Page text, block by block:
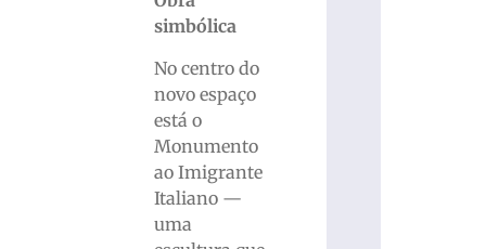
simbólica
No centro do
novo espaço
está o
Monumento
ao Imigrante
Italiano —
uma